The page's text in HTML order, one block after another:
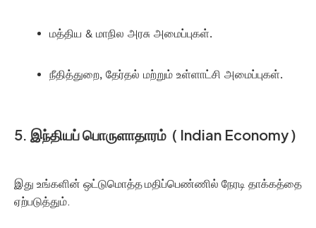
மத்திய & மாநில அரசு அமைப்புகள்.
நீதித்துறை, தேர்தல் மற்றும் உள்ளாட்சி அமைப்புகள்.
5. இந்தியப் பொருளாதாரம் ( Indian Economy )
இது உங்களின் ஒட்டுமொத்த மதிப்பெண்ணில் நேரடி தாக்கத்தை
ஏற்படுத்தும்.